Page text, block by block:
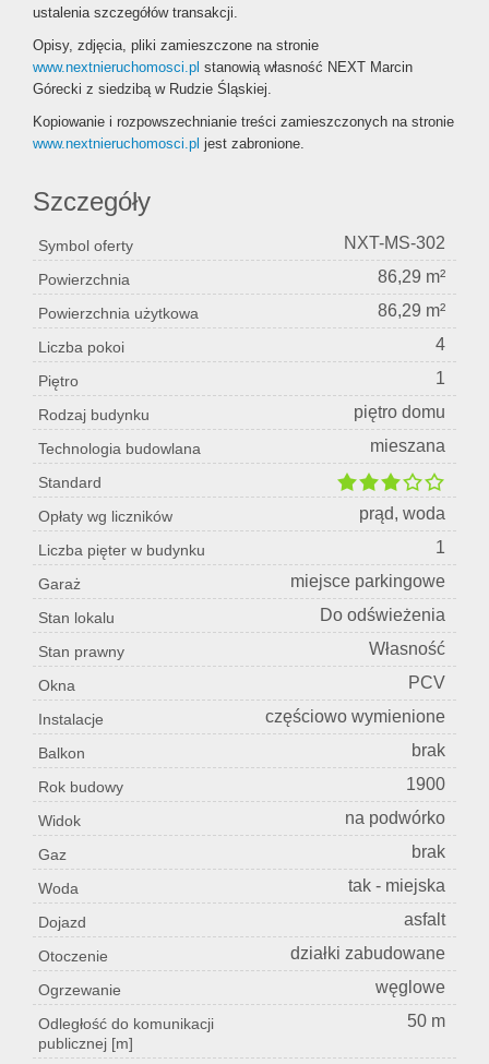
ustalenia szczegółów transakcji.
Opisy, zdjęcia, pliki zamieszczone na stronie
www.nextnieruchomosci.pl stanowią własność NEXT Marcin
Górecki z siedzibą w Rudzie Śląskiej.
Kopiowanie i rozpowszechnianie treści zamieszczonych na stronie
www.nextnieruchomosci.pl jest zabronione.
Szczegóły
Symbol oferty NXT-MS-302
Powierzchnia 86,29 m²
Powierzchnia użytkowa 86,29 m²
Liczba pokoi 4
Piętro 1
Rodzaj budynku piętro domu
Technologia budowlana mieszana
Standard
Opłaty wg liczników
prąd, woda
Liczba pięter w budynku 1
Garaż miejsce parkingowe
Stan lokalu Do odświeżenia
Stan prawny Własność
Okna PCV
Instalacje częściowo wymienione
Balkon brak
Rok budowy 1900
Widok na podwórko
Gaz brak
Woda tak - miejska
Dojazd asfalt
Otoczenie działki zabudowane
Ogrzewanie węglowe
Odległość do komunikacji
publicznej [m]
50 m